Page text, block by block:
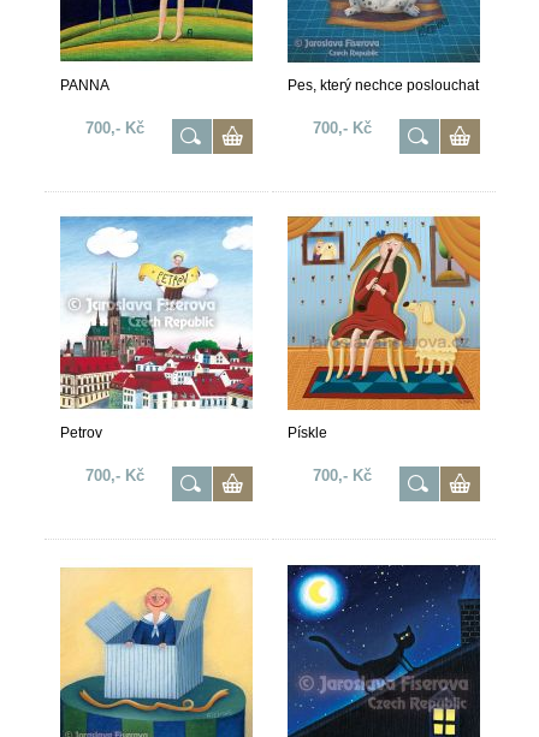
PANNA
700,- Kč
Pes, který nechce poslouchat
700,- Kč
Petrov
700,- Kč
Pískle
700,- Kč